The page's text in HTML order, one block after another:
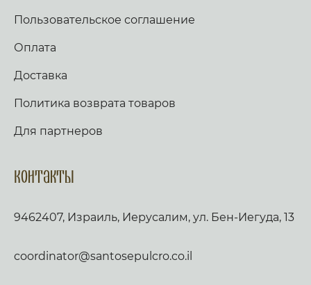
Пользовательское соглашение
Оплата
Доставка
Политика возврата товаров
Для партнеров
Контакты
9462407, Израиль, Иерусалим, ул. Бен-Иегуда, 13
coordinator@santosepulcro.co.il